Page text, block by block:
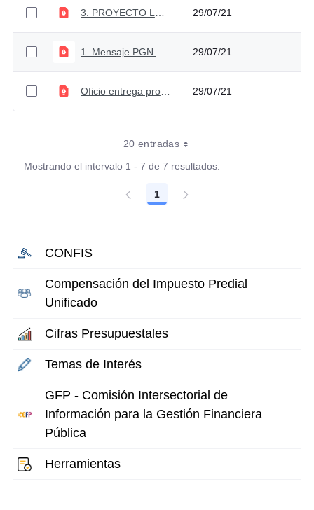
29/07/21
29/07/21
Oficio entrega proyecto PGN 2022 29/07/21
20 entradas
Mostrando el intervalo 1 - 7 de 7 resultados.
Página
1
CONFIS
Compensación del Impuesto Predial
Unificado
Cifras Presupuestales
Temas de Interés
GFP - Comisión Intersectorial de
Información para la Gestión Financiera
Pública
Herramientas